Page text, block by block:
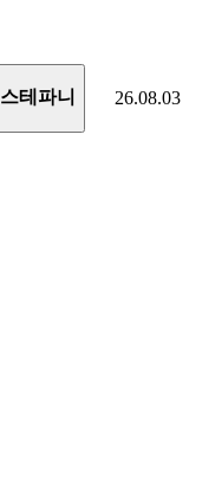
스테파니 26.08.03